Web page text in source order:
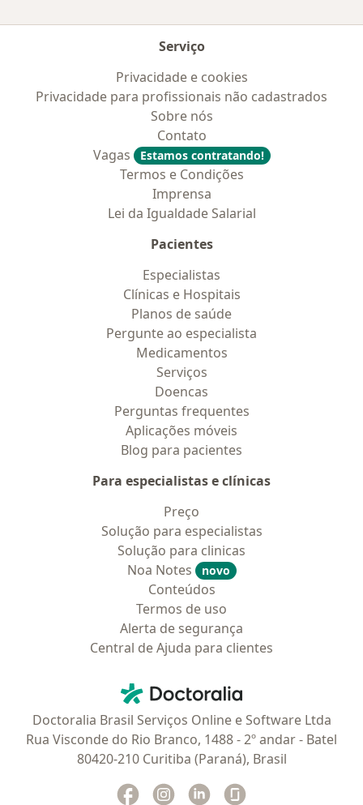
Serviço
Privacidade e cookies
Privacidade para profissionais não cadastrados
Sobre nós
Contato
Vagas
Estamos contratando!
Termos e Condições
Imprensa
Lei da Igualdade Salarial
Pacientes
Especialistas
Clínicas e Hospitais
Planos de saúde
Pergunte ao especialista
Medicamentos
Serviços
Doencas
Perguntas frequentes
Aplicações móveis
Blog para pacientes
Para especialistas e clínicas
Preço
Solução para especialistas
Solução para clinicas
Noa Notes
novo
Conteúdos
Termos de uso
Alerta de segurança
Central de Ajuda para clientes
Doctoralia - Homepage
Doctoralia Brasil Serviços Online e Software Ltda
Rua Visconde do Rio Branco, 1488 - 2º andar - Batel
80420-210 Curitiba (Paraná), Brasil
Facebook
abre num novo separador
Instagram
abre num novo separador
Linkedin
abre num novo